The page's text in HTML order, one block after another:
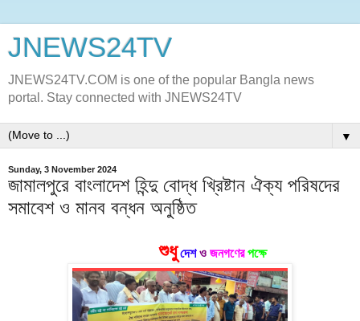
JNEWS24TV
JNEWS24TV.COM is one of the popular Bangla news
portal. Stay connected with JNEWS24TV
▼
Sunday, 3 November 2024
জামালপুরে বাংলাদেশ হিন্দু বোদ্ধ খ্রিষ্টান ঐক্য পরিষদের
সমাবেশ ও মানব বন্ধন অনুষ্ঠিত
শুধু দেশ ও জনগণের পক্ষে